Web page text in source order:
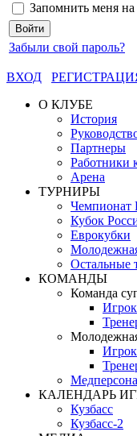
Запомнить меня
Забыли свой пароль?
ВХОД
О КЛУБЕ
История
Партнеры
Работники
Арена
ТУРНИРЫ
Чемпионат
Кубок
Еврокубки
Остальные
КОМАНДЫ
Команда
КАЛЕНДАРЬ
Кузбасс
Кузбасс-2